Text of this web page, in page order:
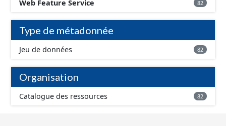
Web Feature Service 82
Type de métadonnée
Jeu de données 82
Organisation
Catalogue des ressources 82